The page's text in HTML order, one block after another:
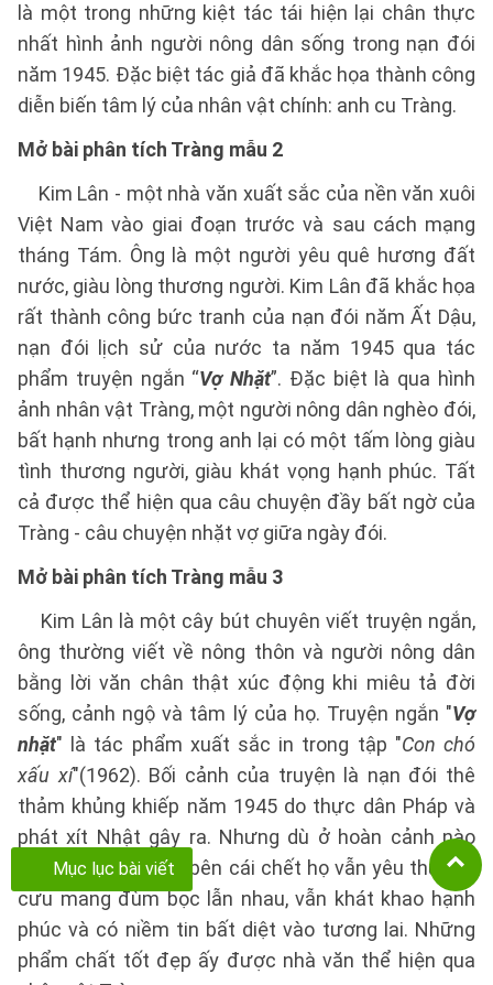
Mục lục bài viết
là một trong những kiệt tác tái hiện lại chân thực
nhất hình ảnh người nông dân sống trong nạn đói
năm 1945. Đặc biệt tác giả đã khắc họa thành công
diễn biến tâm lý của nhân vật chính: anh cu Tràng.
Mở bài phân tích Tràng mẫu 2
Kim Lân - một nhà văn xuất sắc của nền văn xuôi
Việt Nam vào giai đoạn trước và sau cách mạng
tháng Tám. Ông là một người yêu quê hương đất
nước, giàu lòng thương người. Kim Lân đã khắc họa
rất thành công bức tranh của nạn đói năm Ất Dậu,
nạn đói lịch sử của nước ta năm 1945 qua tác
phẩm truyện ngắn “Vợ Nhặt”. Đặc biệt là qua hình
ảnh nhân vật Tràng, một người nông dân nghèo đói,
bất hạnh nhưng trong anh lại có một tấm lòng giàu
tình thương người, giàu khát vọng hạnh phúc. Tất
cả được thể hiện qua câu chuyện đầy bất ngờ của
Tràng - câu chuyện nhặt vợ giữa ngày đói.
Mở bài phân tích Tràng mẫu 3
Kim Lân là một cây bút chuyên viết truyện ngắn,
ông thường viết về nông thôn và người nông dân
bằng lời văn chân thật xúc động khi miêu tả đời
sống, cảnh ngộ và tâm lý của họ. Truyện ngắn "Vợ
nhặt" là tác phẩm xuất sắc in trong tập "Con chó
xấu xí"(1962). Bối cảnh của truyện là nạn đói thê
thảm khủng khiếp năm 1945 do thực dân Pháp và
phát xít Nhật gây ra. Nhưng dù ở hoàn cảnh nào
ngay cả khi cận kề bên cái chết họ vẫn yêu thương
cưu mang đùm bọc lẫn nhau, vẫn khát khao hạnh
phúc và có niềm tin bất diệt vào tương lai. Những
phẩm chất tốt đẹp ấy được nhà văn thể hiện qua